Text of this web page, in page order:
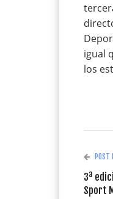
igual
los
POST
3ª
Sport